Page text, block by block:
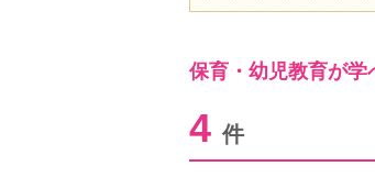
保育・幼児教育が
4 件